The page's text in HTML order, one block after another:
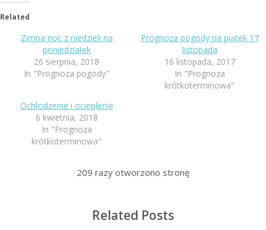
Related
Zimna noc z niedzieli na
poniedziałek
26 sierpnia, 2018
In "Prognoza pogody"
Prognoza pogody na piątek 17
listopada
16 listopada, 2017
In "Prognoza
krótkoterminowa"
Ochłodzenie i ocieplenie
6 kwietnia, 2018
In "Prognoza
krótkoterminowa"
209 razy otworzono stronę
Related Posts